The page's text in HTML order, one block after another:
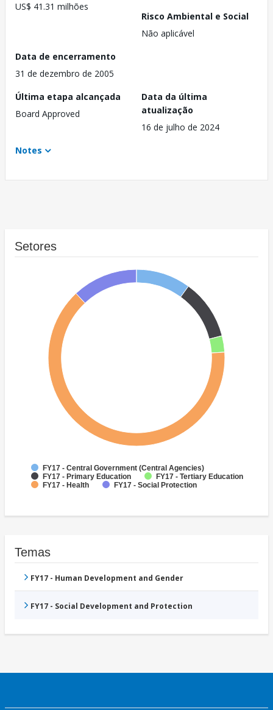
US$ 41.31 milhões
Risco Ambiental e Social
Não aplicável
Data de encerramento
31 de dezembro de 2005
Última etapa alcançada
Board Approved
Data da última
atualização
16 de julho de 2024
Notes
Setores
FY17 - Central Government (Central Agencies)
FY17 - Primary Education
FY17 - Tertiary Education
FY17 - Health
FY17 - Social Protection
Temas
FY17 - Human Development and Gender
FY17 - Social Development and Protection